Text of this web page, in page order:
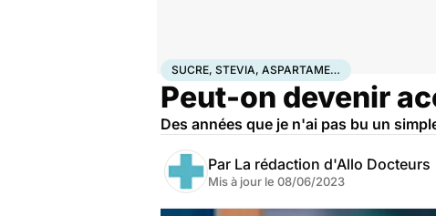
AccueilSantéMaladiesDrogues et addictions
SUCRE, STEVIA, ASPARTAME…
Peut-on devenir
Des années que je n'ai pas bu un
Par La rédaction d'Allo Docteurs
Mis à jour le 08/06/2023